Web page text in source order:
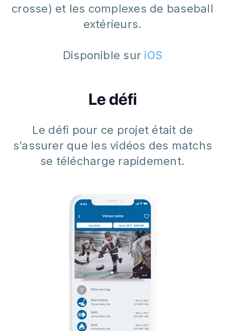
crosse) et les complexes de baseball
extérieurs.
Disponible sur iOS
Le défi
Le défi pour ce projet était de
s’assurer que les vidéos des matchs
se télécharge rapidement.